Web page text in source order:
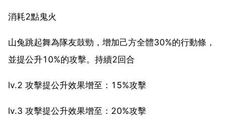
消耗2點鬼火
山兔跳起舞為隊友鼓勁，增加己方全體30%的行動條，
並提公升10%的攻擊。持續2回合
lv.2 攻擊提公升效果增至：15%攻擊
lv.3 攻擊提公升效果增至：20%攻擊